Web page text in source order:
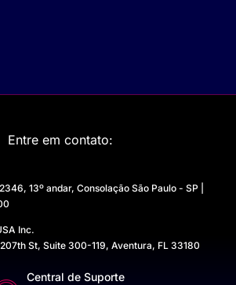
Entre em contato:
13º andar, Consolação São Paulo - SP |
Inc.
St, Suite 300-119, Aventura, FL 33180
Central de Suporte